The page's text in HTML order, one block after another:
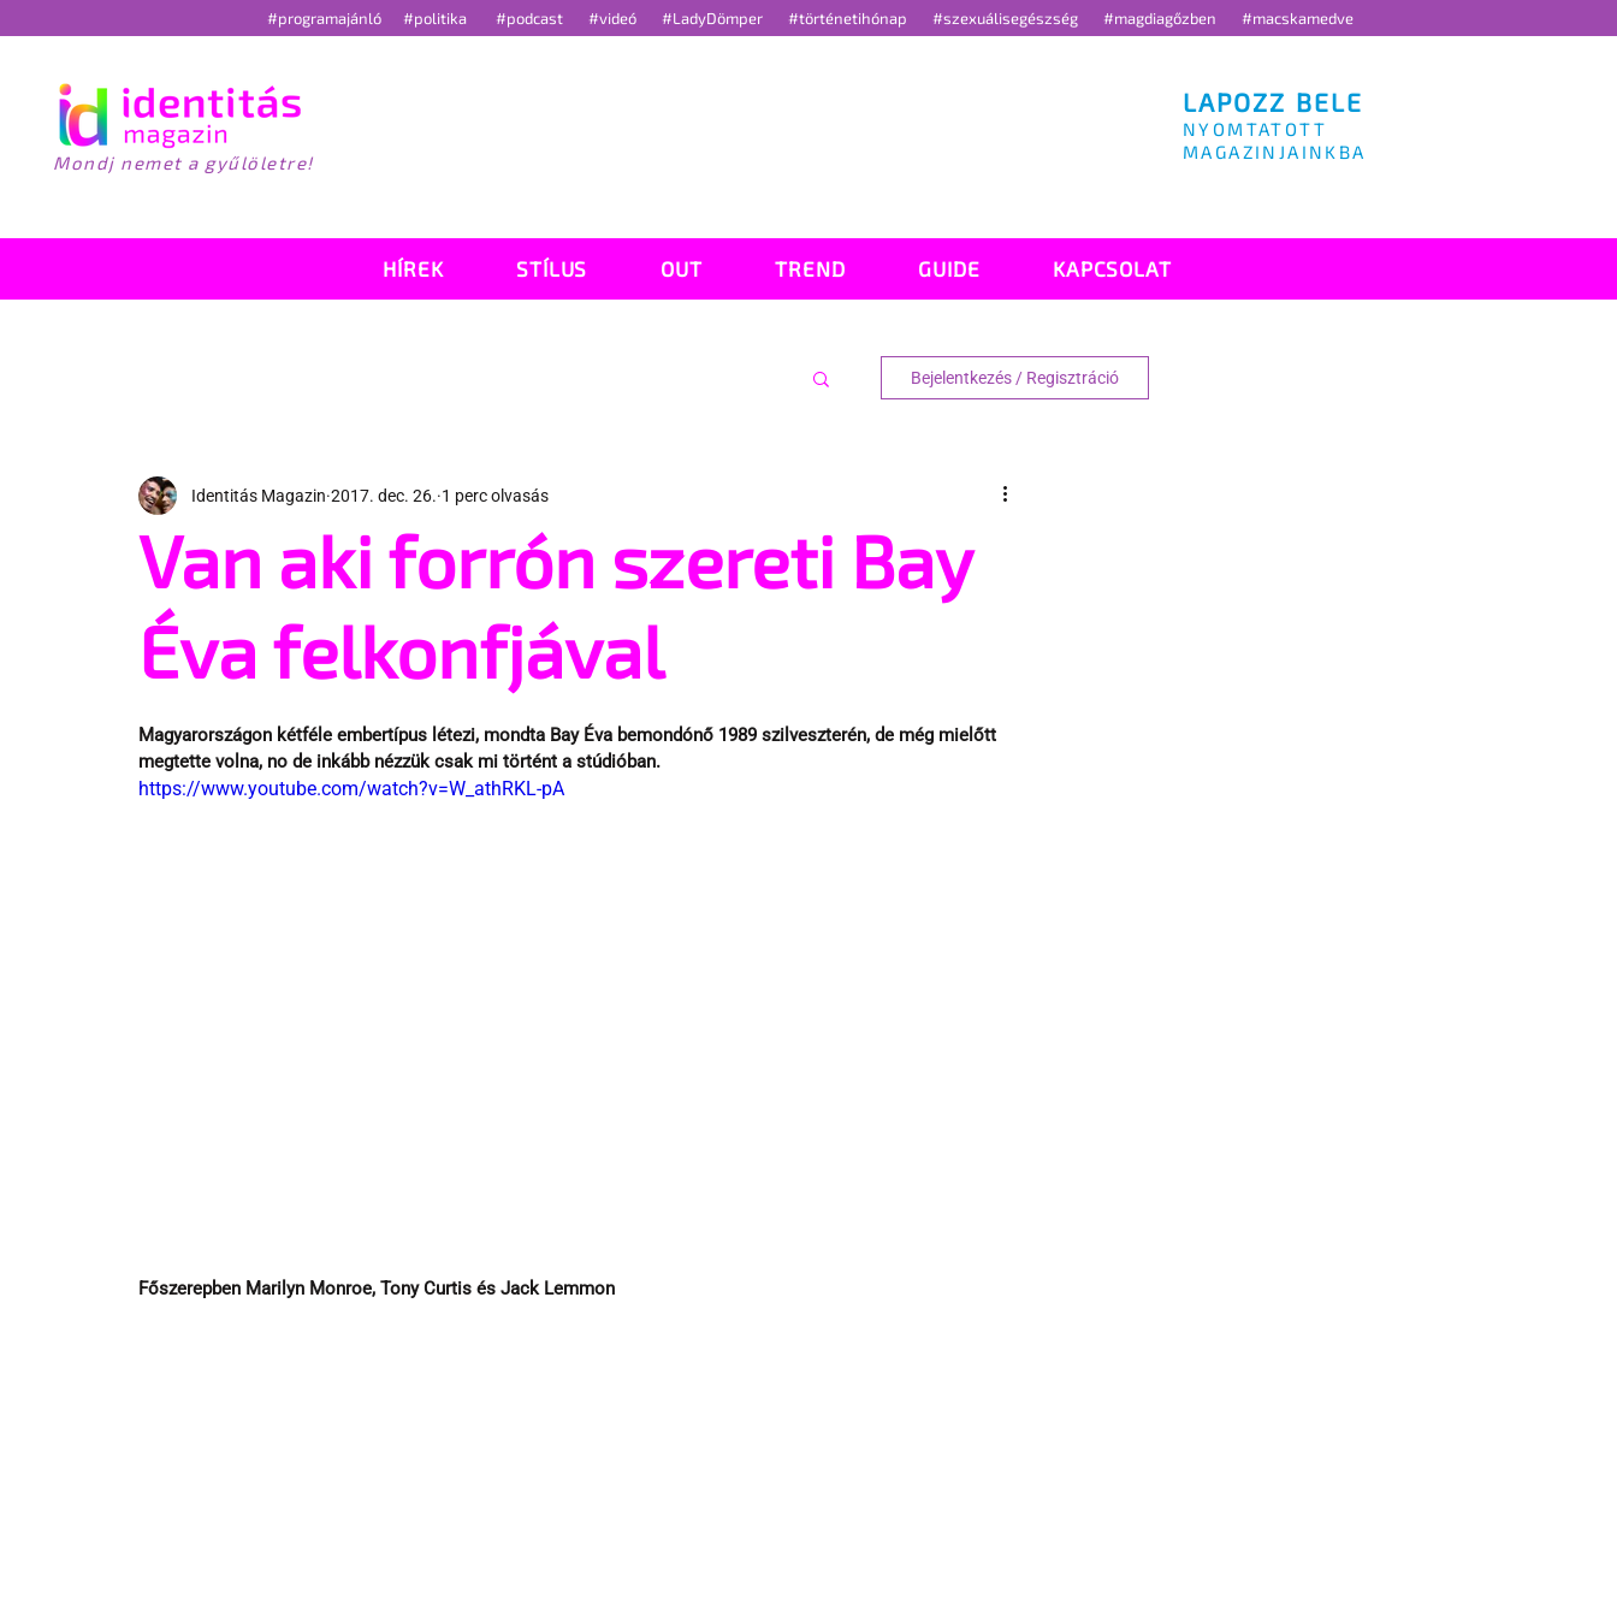
#programajánló #politika #podcast #videó #LadyDömper #történetihónap #szexuálisegészség #magdiagőzben #macskamedve
Mondj nemet a gyűlöletre!
LAPOZZ BELE
NYOMTATOTT
MAGAZINJAINKBA
HÍREK STÍLUS OUT TREND GUIDE KAPCSOLAT
Bejelentkezés / Regisztráció
Van aki forrón szereti Bay
Éva felkonfjával
Identitás Magazin 2017. dec. 26. 1 perc olvasás
Magyarországon kétféle embertípus létezi, mondta Bay Éva bemondónő 1989 szilveszterén, de még mielőtt
megtette volna, no de inkább nézzük csak mi történt a stúdióban.
https://www.youtube.com/watch?v=W_athRKL-pA
Főszerepben Marilyn Monroe, Tony Curtis és Jack Lemmon